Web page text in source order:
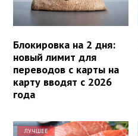
Блокировка на 2 дня:
новый лимит для
переводов с карты на
карту вводят с 2026
года
ЛУЧШЕЕ